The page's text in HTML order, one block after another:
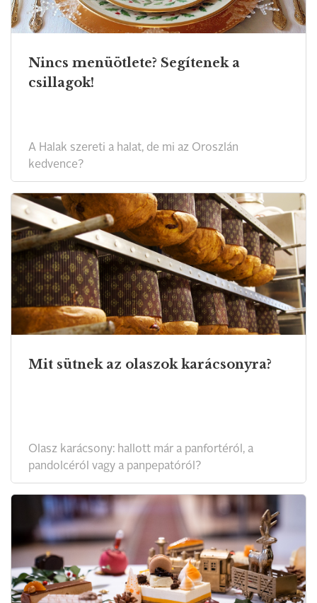
Nincs menüötlete? Segítenek a
csillagok!
A Halak szereti a halat, de mi az Oroszlán
kedvence?
Mit sütnek az olaszok karácsonyra?
Olasz karácsony: hallott már a panfortéról, a
pandolcéról vagy a panpepatóról?